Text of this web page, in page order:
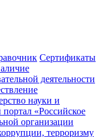
Сертификаты
деятельности
науки и
«Российское
организации
терроризму